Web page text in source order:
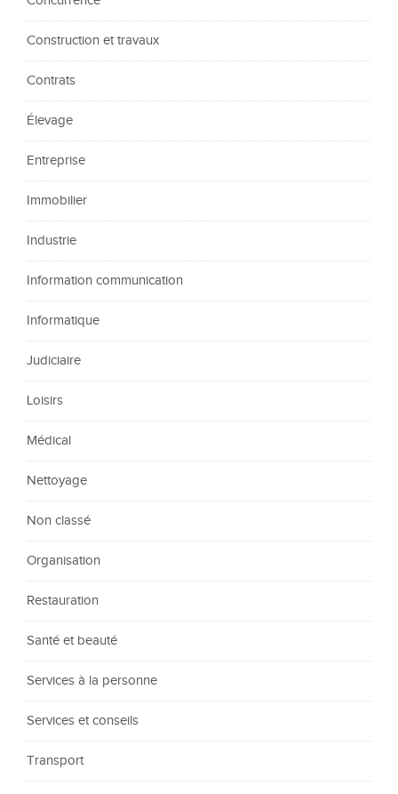
Construction et travaux
Contrats
Élevage
Entreprise
Immobilier
Industrie
Information communication
Informatique
Judiciaire
Loisirs
Médical
Nettoyage
Non classé
Organisation
Restauration
Santé et beauté
Services à la personne
Services et conseils
Transport